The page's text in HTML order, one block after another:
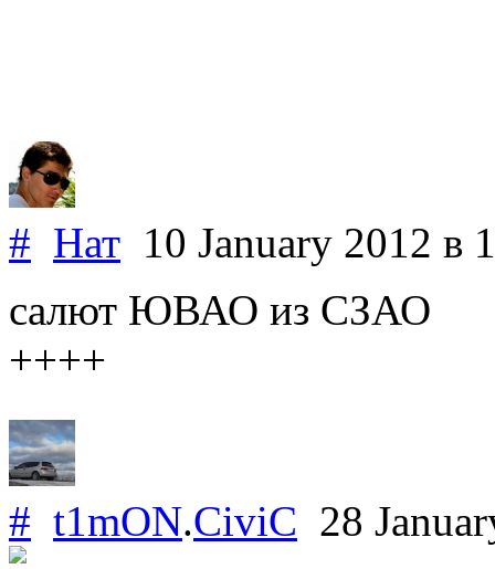
# Нат 10 January 2012 в
салют ЮВАО из СЗАО
++++
# t1mON.CiviC 28